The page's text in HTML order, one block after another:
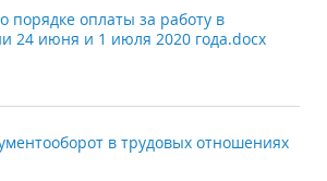
порядке оплаты за работу в
24 июня и 1 июля 2020 года.docx
в трудовых отношениях